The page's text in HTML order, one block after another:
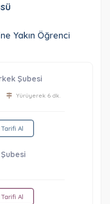
Yakın Öğrenci
Şubesi
Yürüyerek 6 dk.
Tarifi Al
Tarifi Al